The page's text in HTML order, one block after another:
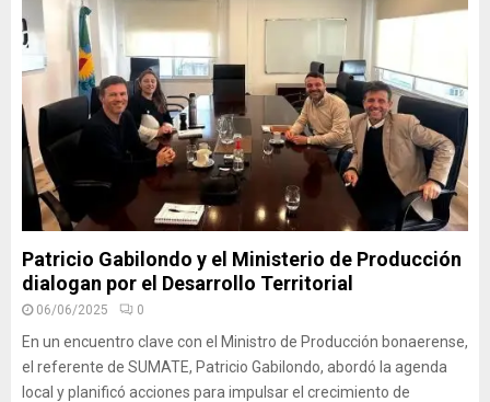
Patricio Gabilondo y el Ministerio de Producción
dialogan por el Desarrollo Territorial
06/06/2025 0
En un encuentro clave con el Ministro de Producción bonaerense,
el referente de SUMATE, Patricio Gabilondo, abordó la agenda
local y planificó acciones para impulsar el crecimiento de